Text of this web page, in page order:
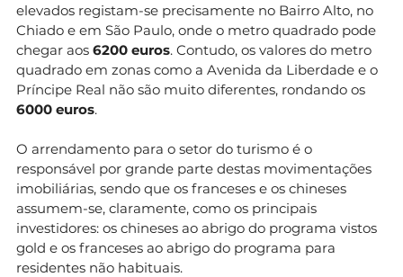
elevados registam-se precisamente no Bairro Alto, no
Chiado e em São Paulo, onde o metro quadrado pode
chegar aos 6200 euros. Contudo, os valores do metro
quadrado em zonas como a Avenida da Liberdade e o
Príncipe Real não são muito diferentes, rondando os
6000 euros.
O arrendamento para o setor do turismo é o
responsável por grande parte destas movimentações
imobiliárias, sendo que os franceses e os chineses
assumem-se, claramente, como os principais
investidores: os chineses ao abrigo do programa vistos
gold e os franceses ao abrigo do programa para
residentes não habituais.